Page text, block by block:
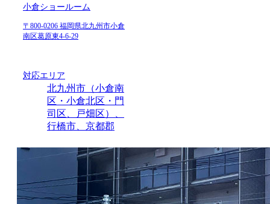
小倉ショールーム
〒800-0206 福岡県北九州市小倉
南区葛原東4-6-29
対応エリア
北九州市（小倉南
区・小倉北区・門
司区、戸畑区）、
行橋市、京都郡